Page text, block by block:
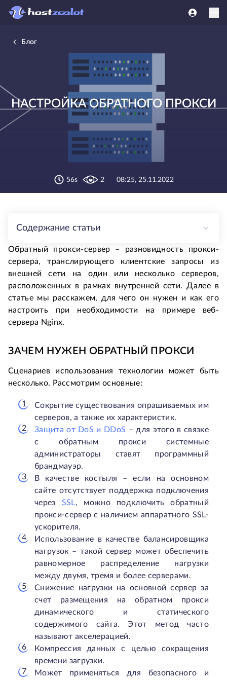
Блог
НАСТРОЙКА ОБРАТНОГО ПРОКСИ
56s 2 08:25, 25.11.2022
Содержание статьи
Обратный прокси-сервер – разновидность прокси-
сервера, транслирующего клиентские запросы из
внешней сети на один или несколько серверов,
расположенных в рамках внутренней сети. Далее в
статье мы расскажем, для чего он нужен и как его
настроить при необходимости на примере веб-
сервера Nginx.
ЗАЧЕМ НУЖЕН ОБРАТНЫЙ ПРОКСИ
Сценариев использования технологии может быть
несколько. Рассмотрим основные:
Сокрытие существования опрашиваемых им
серверов, а также их характеристик.
Защита от DoS и DDoS – для этого в связке
с обратным прокси системные
администраторы ставят программный
брандмауэр.
В качестве костыля – если на основном
сайте отсутствует поддержка подключения
через SSL, можно подключить обратный
прокси-сервер с наличием аппаратного SSL-
ускорителя.
Использование в качестве балансировщика
нагрузок – такой сервер может обеспечить
равномерное распределение нагрузки
между двумя, тремя и более серверами.
Снижение нагрузки на основной сервер за
счет размещения на обратном прокси
динамического и статического
содержимого сайта. Этот метод часто
называют акселерацией.
Компрессия данных с целью сокращения
времени загрузки.
Может применяться для безопасного и